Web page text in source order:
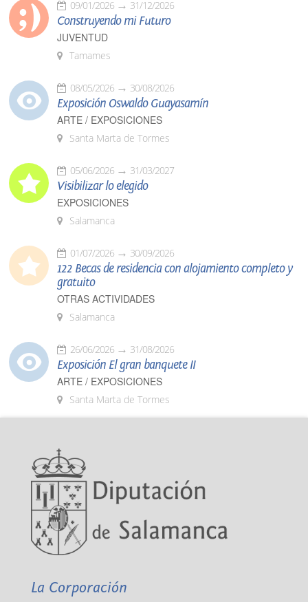
09/01/2026 31/12/2026
Construyendo mi Futuro
JUVENTUD
Tamames
08/05/2026 30/08/2026
Exposición Oswaldo Guayasamín
ARTE / EXPOSICIONES
Santa Marta de Tormes
05/06/2026 31/03/2027
Visibilizar lo elegido
EXPOSICIONES
Salamanca
01/07/2026 30/09/2026
122 Becas de residencia con alojamiento completo y
gratuito
OTRAS ACTIVIDADES
Salamanca
26/06/2026 31/08/2026
Exposición El gran banquete II
ARTE / EXPOSICIONES
Santa Marta de Tormes
La Corporación